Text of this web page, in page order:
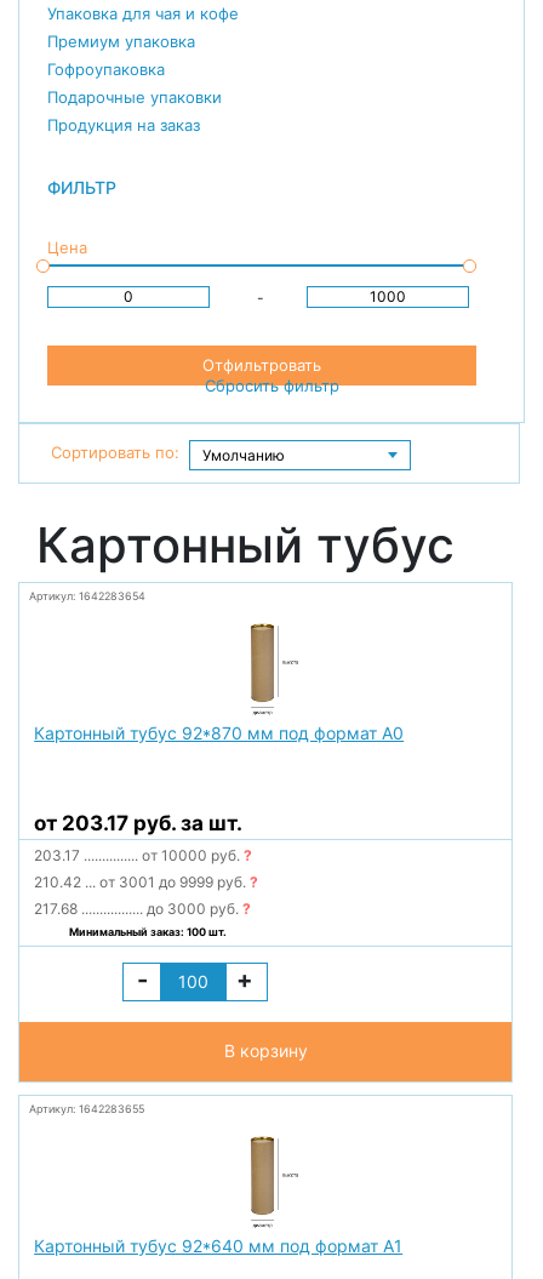
Упаковка для чая и кофе
Премиум упаковка
Гофроупаковка
Подарочные упаковки
Продукция на заказ
ФИЛЬТР
Цена
-
Отфильтровать
Сбросить фильтр
Сортировать по:
Картонный тубус
Артикул: 1642283654
Картонный тубус 92*870 мм под формат А0
от 203.17 руб. за шт.
203.17 ............... от 10000 руб.?
210.42 ... от 3001 до 9999 руб.?
217.68 ................. до 3000 руб.?
Минимальный заказ: 100 шт.
- +
В корзину
Артикул: 1642283655
Картонный тубус 92*640 мм под формат А1